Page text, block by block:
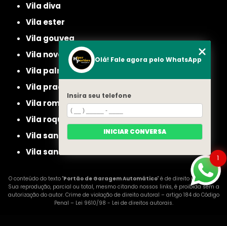
vila diva
vila ester
vila gouvea
vila nova cachoeirinha
vila palmeiras
vila prado
vila romero
vila roque
vila santa maria
vila santista
O conteúdo do texto "Portão de Garagem Automático" é de direito reservado.
Sua reprodução, parcial ou total, mesmo citando nossos links, é proibida sem a
autorização do autor. Crime de violação de direito autoral – artigo 184 do Código
Penal – Lei 9610/98 - Lei de direitos autorais.
1
Olá! Fale agora pelo WhatsApp
Insira seu telefone
INICIAR CONVERSA